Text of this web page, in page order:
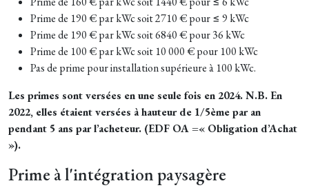
Prime de 190 € par kWc soit 2710 € pour ≤ 9 kWc
Prime de 190 € par kWc soit 6840 € pour 36 kWc
Prime de 100 € par kWc soit 10 000 € pour 100 kWc
Pas de prime pour installation supérieure à 100 kWc.
Les primes sont versées en une seule fois en 2024. N.B. En
2022, elles étaient versées à hauteur de 1/5ème par an
pendant 5 ans par l’acheteur. (EDF OA =« Obligation d’Achat
»).
Prime à l'intégration paysagère